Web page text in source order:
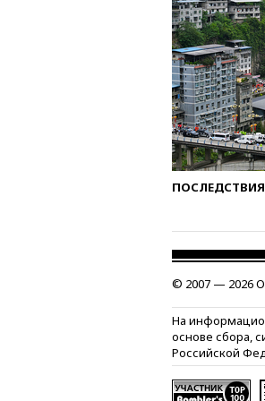
© 2007 — 2026
На
основе сбора,
Российской